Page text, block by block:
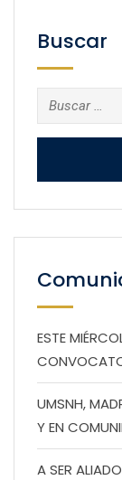
Buscar
Buscar:
ESTE
UMSNH,
Y EN
A SER